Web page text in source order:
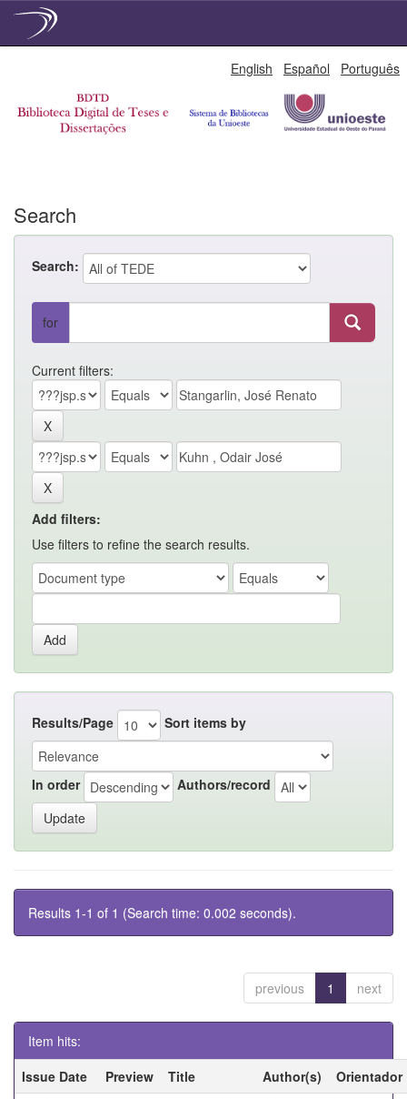
English Español Português
Search
Search:
for
Current filters:
Add filters:
Use filters to refine the search results.
Results/Page Sort items by
In order Authors/record
Results 1-1 of 1 (Search time: 0.002 seconds).
previous 1 next
Item hits:
Issue Date
Preview Title Author(s)
Orientador